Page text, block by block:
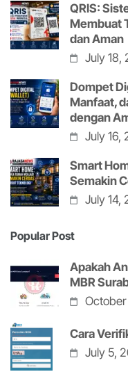
QRIS:
Membuat
dan Aman
July 18,
Dompet
Manfaat,
dengan
July 16,
Smart
Semakin
July 14,
Popular Post
Apakah
MBR
Cara
July 5,